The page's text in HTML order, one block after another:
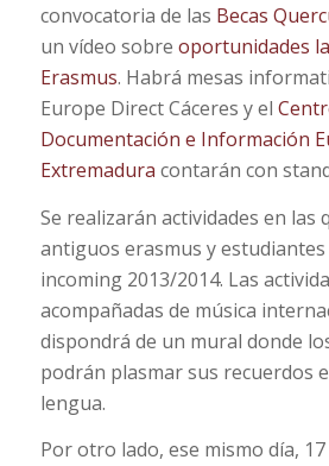
convocatoria de las Becas
un vídeo sobre oportunidades
Erasmus. Habrá mesas
Europe Direct Cáceres y el
Documentación e Información
Extremadura contarán con
Se realizarán actividades en las
antiguos erasmus y
incoming 2013/2014. Las
acompañadas de música
dispondrá de un mural donde
podrán plasmar sus recuerdos
lengua.
Por otro lado, ese mismo día,